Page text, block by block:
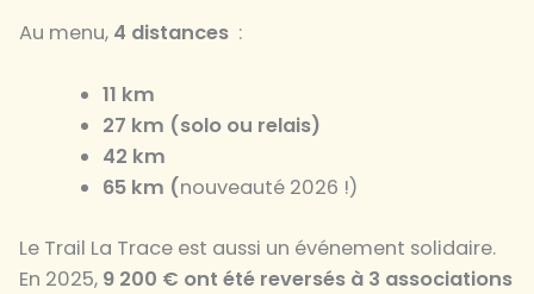
Au menu, 4 distances :
11 km
27 km (solo ou relais)
42 km
65 km (nouveauté 2026 !)
Le Trail La Trace est aussi un événement solidaire.
En 2025, 9 200 € ont été reversés à 3 associations